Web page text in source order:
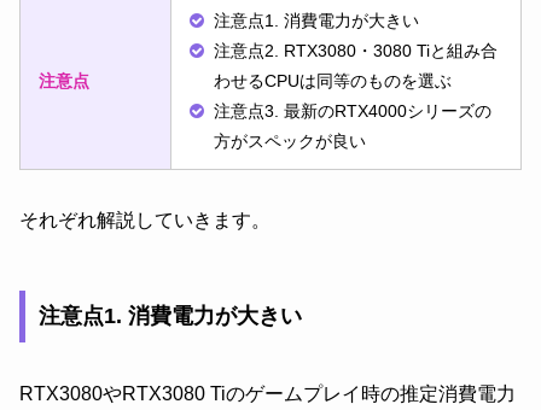
注意点
注意点1. 消費電力が大きい
注意点2. RTX3080・3080 Tiと組み合
わせるCPUは同等のものを選ぶ
注意点3. 最新のRTX4000シリーズの
方がスペックが良い
それぞれ解説していきます。
注意点1. 消費電力が大きい
RTX3080やRTX3080 Tiのゲームプレイ時の推定消費電力